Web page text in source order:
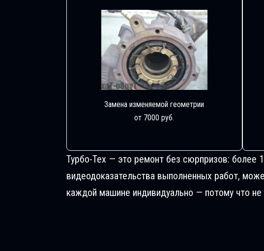
Замена изменяемой геометрии
от 7000 руб.
Турбо-Тех — это ремонт без сюрпризов: более
видеодоказательства выполненных работ,
каждой машине индивидуально — потому что